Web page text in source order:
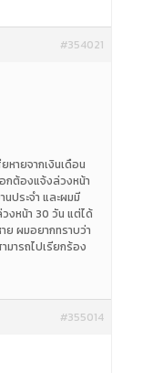
#354021
ายจากเงินเดือน
ต้องแจ้งล่วงหน้า
ประจำ และผมมี
งหน้า 30 วัน แต่ได้
ย ผมอยากทราบว่า
มารถไปเรียกร้อง
#355014